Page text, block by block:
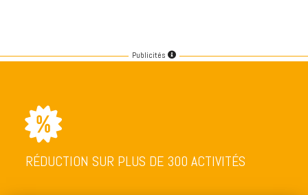
Publicités
RÉDUCTION SUR PLUS DE 300 ACTIVITÉS